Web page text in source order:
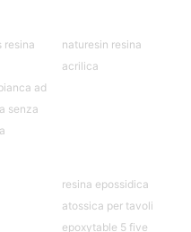
silicone per
See all articles →
25 articles ▸ Gomma
per stampi Gomma
siliconica liquida
fai da te Gomma
liquida per stampi
siliconica per calchi
siliconica per
Gomma silicone
resina
ad
senza
naturesin resina
acrilica
resina epossidica
atossica per tavoli
epoxytable 5 five